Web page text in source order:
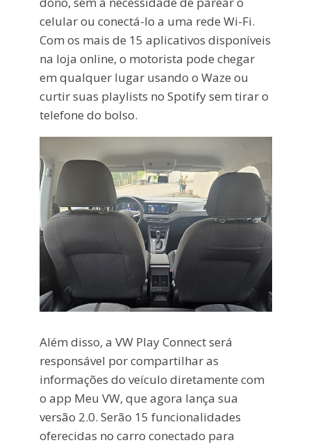
celular ou conectá-lo a uma rede Wi-Fi.
Com os mais de 15 aplicativos disponíveis
na loja online, o motorista pode chegar
em qualquer lugar usando o Waze ou
curtir suas playlists no Spotify sem tirar o
telefone do bolso.
Além disso, a VW Play Connect será
responsável por compartilhar as
informações do veículo diretamente com
o app Meu VW, que agora lança sua
versão 2.0. Serão 15 funcionalidades
oferecidas no carro conectado para